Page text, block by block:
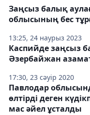
13:25, 24 наурыз 2023
Заңсыз балық
облысының бес
17:30, 23 сәуір 2020
Каспийде заңсыз
Әзербайжан
Павлодар
өлтірді деген
мас әйел ұсталды